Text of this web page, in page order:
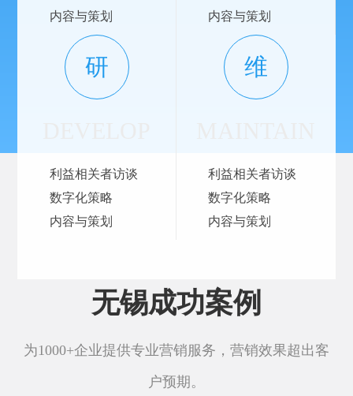
内容与策划
内容与策划
研
利益相关者访谈
数字化策略
内容与策划
维
利益相关者访谈
数字化策略
内容与策划
无锡成功案例
为1000+企业提供专业营销服务，营销效果超出客
户预期。